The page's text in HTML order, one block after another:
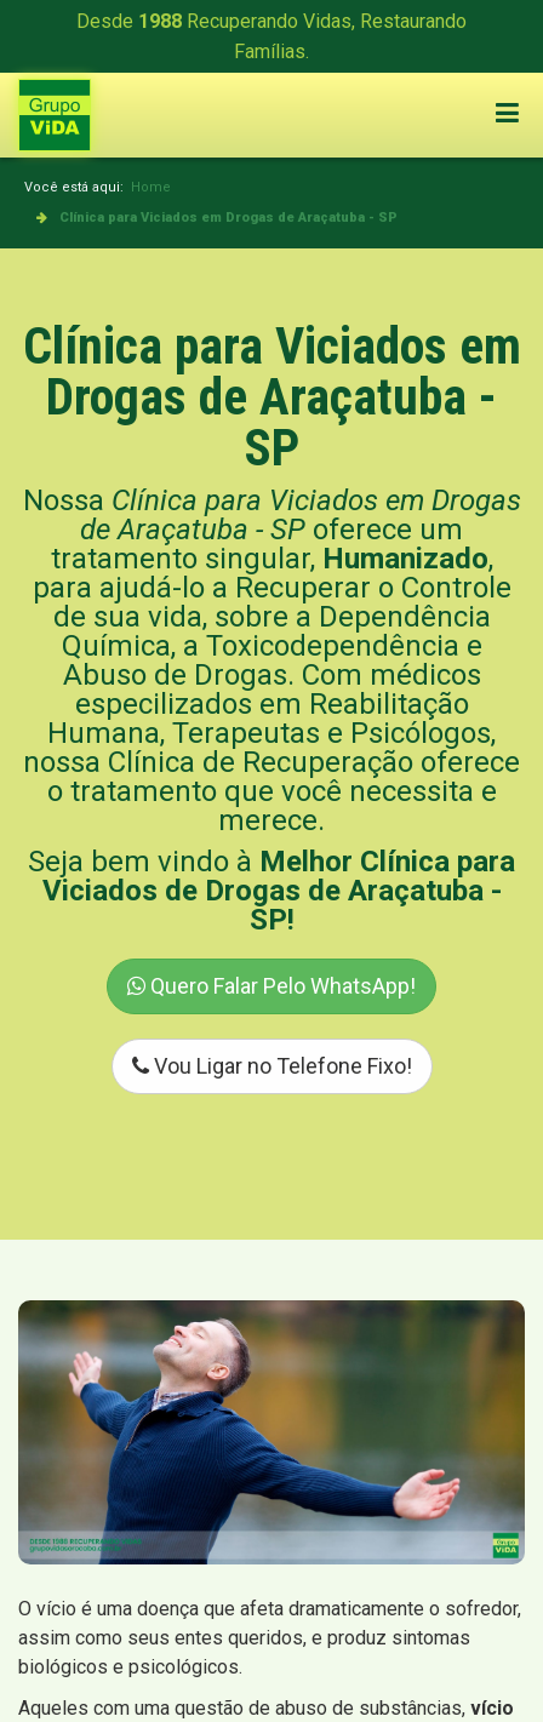
Desde 1988 Recuperando Vidas, Restaurando
Famílias.
Você está aqui: Home
Clínica para Viciados em Drogas de Araçatuba - SP
Clínica para Viciados em
Drogas de Araçatuba -
SP
Nossa Clínica para Viciados em Drogas
de Araçatuba - SP oferece um
tratamento singular, Humanizado,
para ajudá-lo a Recuperar o Controle
de sua vida, sobre a Dependência
Química, a Toxicodependência e
Abuso de Drogas. Com médicos
especilizados em Reabilitação
Humana, Terapeutas e Psicólogos,
nossa Clínica de Recuperação oferece
o tratamento que você necessita e
merece.
Seja bem vindo à Melhor Clínica para
Viciados de Drogas de Araçatuba -
SP!
Quero Falar Pelo WhatsApp!
Vou Ligar no Telefone Fixo!
O vício é uma doença que afeta dramaticamente o sofredor,
assim como seus entes queridos, e produz sintomas
biológicos e psicológicos.
Aqueles com uma questão de abuso de substâncias, vício